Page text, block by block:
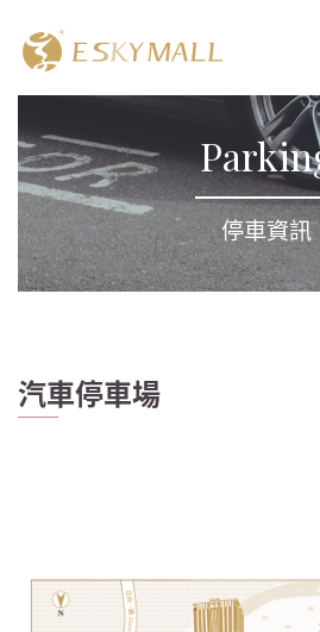
停車資訊
​​​​​​​汽車停車場